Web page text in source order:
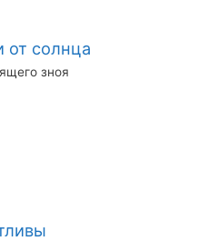
солнца
зноя